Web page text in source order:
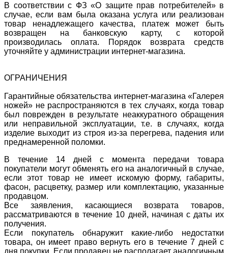
В соответствии с ФЗ «О защите прав потребителей» в
случае, если вам была оказана услуга или реализован
товар ненадлежащего качества, платеж может быть
возвращен на банковскую карту, с которой
производилась оплата. Порядок возврата средств
уточняйте у администрации интернет-магазина.
ОГРАНИЧЕНИЯ
Гарантийные обязательства интернет-магазина «Галерея
ножей» не распространяются в тех случаях, когда товар
был поврежден в результате неаккуратного обращения
или неправильной эксплуатации, т.е. в случаях, когда
изделие выходит из строя из-за перегрева, падения или
преднамеренной поломки.
В течение 14 дней с момента передачи товара
покупатели могут обменять его на аналогичный в случае,
если этот товар не имеет искомую форму, габариты,
фасон, расцветку, размер или комплектацию, указанные
продавцом.
Все заявления, касающиеся возврата товаров,
рассматриваются в течение 10 дней, начиная с даты их
получения.
Если покупатель обнаружит какие-либо недостатки
товара, он имеет право вернуть его в течение 7 дней с
дня покупки. Если продавец не располагает аналогичным